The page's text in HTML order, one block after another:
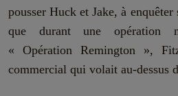
pousser Huck et Jake, à
que durant une opération
« Opération Remington »,
commercial qui volait au-dessus